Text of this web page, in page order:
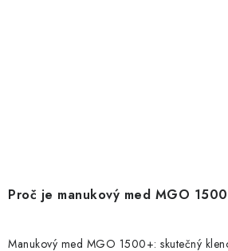
Proč je manukový med MGO
Manukový med MGO 1500+: skutečný